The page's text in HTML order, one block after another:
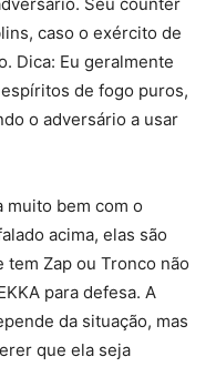
Seu counter
caso o exército de
Dica: Eu geralmente
de fogo puros,
o adversário a usar
muito bem com o
acima, elas são
tem Zap ou Tronco não
para defesa. A
da situação, mas
que ela seja